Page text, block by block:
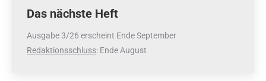
Das nächste Heft
Ausgabe 3/26 erscheint Ende September
Redaktionsschluss: Ende August